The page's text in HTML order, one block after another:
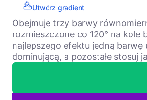
Utwórz gradient
Obejmuje trzy barwy
rozmieszczone co 120° na kole
najlepszego efektu jedną barwę
dominującą, a pozostałe stosuj